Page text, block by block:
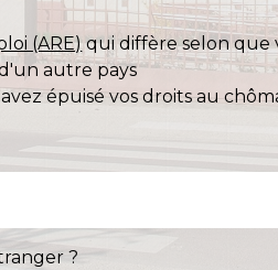
(ARE)qui diffère selon que
autre pays
épuisé vos droits au
?